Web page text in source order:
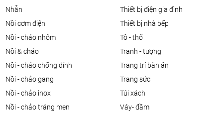
nhẫn
nồi cơm điện
nồi - chảo nhôm
nồi & chảo
nồi - chảo chống dính
nồi - chảo gang
nồi - chảo inox
nồi - chảo tráng men
thiết bị điện gia đình
thiết bị nhà bếp
tô - thố
tranh - tượng
trang trí bàn ăn
trang sức
túi xách
váy- đầm